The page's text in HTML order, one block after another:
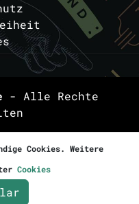
- Alle Rechte
Cookies. Weitere
Cookies